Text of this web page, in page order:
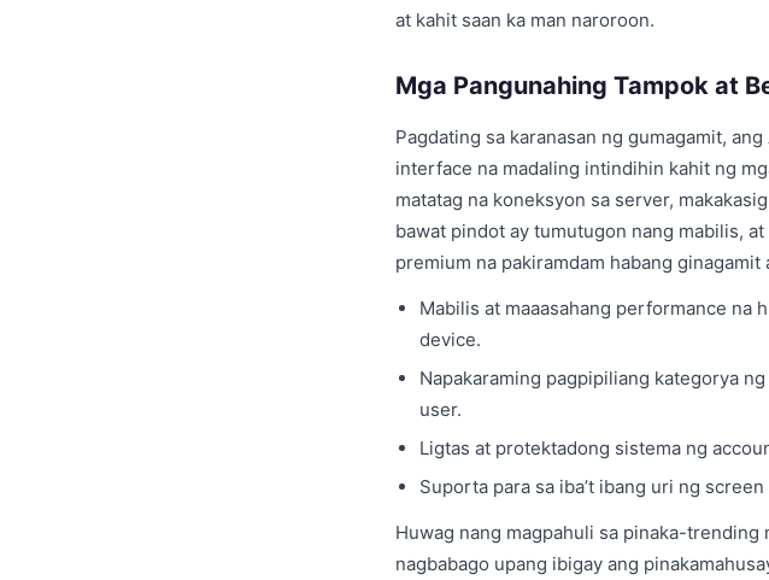
at kahit saan ka man naroroon.
Mga Pangunahing Tampok at
Pagdating sa karanasan ng gumagamit,
interface na madaling intindihin kahit ng
matatag na koneksyon sa server,
bawat pindot ay tumutugon nang mabilis,
premium na pakiramdam habang
Mabilis at maaasahang performance na
device.
Napakaraming pagpipiliang kategorya
user.
Ligtas at protektadong sistema ng
Suporta para sa iba’t ibang uri ng
Huwag nang magpahuli sa pinaka-trending
nagbabago upang ibigay ang